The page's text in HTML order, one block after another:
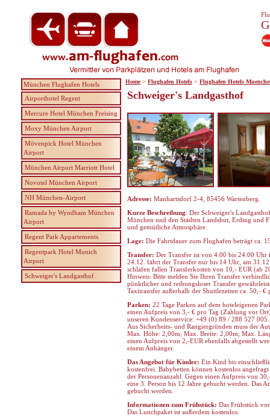
Schweiger's Landgasthof
Adresse: Manhartsdorf 2-4, 85456 Wartenberg.
Kurze Beschreibung: Der Schweiger's
München und den Städten Landshut, Erding und
und gemütliche Atmosphäre.
Lage: Die Fahrtdauer zum Flughafen beträgt ca.
Transfer: Der Transfer ist von 4:00 bis 24:00
24.12. fährt der Transfer nur bis 14 Uhr, am
schlafen fallen Transferkosten von 10,- EUR (ab
Hinweis: Bitte melden Sie Ihren Transfer
pünktlicher und reibungsloser Transfer
Taxitransfer außerhalb der Shuttlezeiten ca. 50,- €
Parken: 22 Tage Parken auf dem hoteleigenen
einen Aufpreis von 3,- € pro Tag (Zahlung vor
unseren Kundenservice: +49 (0) 89 / 288 527 005.
Aus Sicherheits- und Rangiergründen muss der
Max. Höhe: 2,00m; Max. Breite: 2,00m; Max.
einen Aufpreis von 2,-EUR ebenfalls abgestellt
einem Anhänger.
Das Angebot für Kinder: Ein Kind bis
kostenfrei. Babybetten können kostenlos
der Personenanzahl. Gegen einen Aufpreis von
eine 3. Person bis 12 Jahre gebucht werden. Das
gebucht werden.
Informationen zum Frühstück: Das Frühstück
Das Lunchpaket ist außerdem kostenlos.
München Flughafen Hotels
Airporthotel Regent
Mercure Hotel München Freising
Moxy München Airport
Mövenpick Hotel München
Airport
München Airport Marriott Hotel
Novotel München Airport
NH München-Airport
Ramada by Wyndham München
Airport
Regent Park Appartements
Regentpark Hotel Munich
Airport
Schweiger's Landgasthof
Home > Flughafen Hotels > Flughafen Hotels